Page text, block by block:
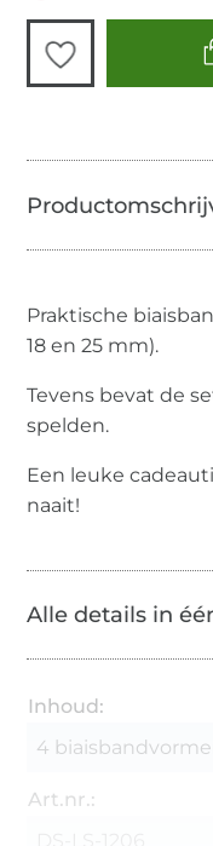
Praktische
18 en 25 mm).
Tevens bevat de
spelden.
Een leuke
naait!
Alle details in
Inhoud:
4
Art.nr.: